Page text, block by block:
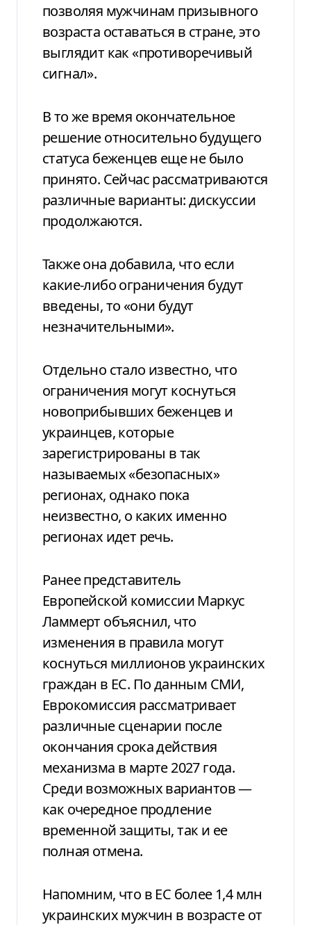
позволяя мужчинам призывного
возраста оставаться в стране, это
выглядит как «противоречивый
сигнал».
В то же время окончательное
решение относительно будущего
статуса беженцев еще не было
принято. Сейчас рассматриваются
различные варианты: дискуссии
продолжаются.
Также она добавила, что если
какие-либо ограничения будут
введены, то «они будут
незначительными».
Отдельно стало известно, что
ограничения могут коснуться
новоприбывших беженцев и
украинцев, которые
зарегистрированы в так
называемых «безопасных»
регионах, однако пока
неизвестно, о каких именно
регионах идет речь.
Ранее представитель
Европейской комиссии Маркус
Ламмерт объяснил, что
изменения в правила могут
коснуться миллионов украинских
граждан в ЕС. По данным СМИ,
Еврокомиссия рассматривает
различные сценарии после
окончания срока действия
механизма в марте 2027 года.
Среди возможных вариантов —
как очередное продление
временной защиты, так и ее
полная отмена.
Напомним, что в ЕС более 1,4 млн
украинских мужчин в возрасте от